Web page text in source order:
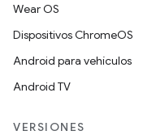
Wear OS
Dispositivos ChromeOS
Android para vehículos
Android TV
VERSIONES